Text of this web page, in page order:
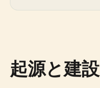
起源と建設